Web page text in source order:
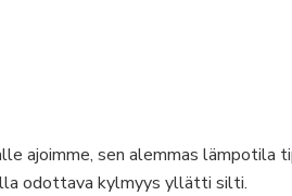
ajoimme, sen alemmas
odottava kylmyys yllätti silti.